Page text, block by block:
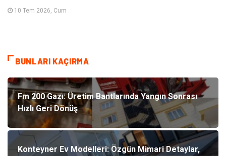
10 Tem 2026, Cum
BUNLARI KAÇIRMA
Fm 200 Gazı: Üretim Bantlarında Yangın Sonrası
Hızlı Geri Dönüş
Konteyner Ev Modelleri: Özgün Mimari Detaylar,